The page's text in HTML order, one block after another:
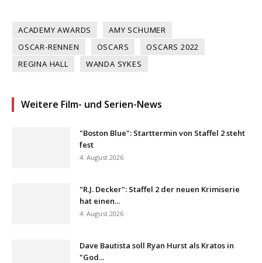
ACADEMY AWARDS
AMY SCHUMER
OSCAR-RENNEN
OSCARS
OSCARS 2022
REGINA HALL
WANDA SYKES
Weitere Film- und Serien-News
"Boston Blue": Starttermin von Staffel 2 steht
fest
4. August 2026
"R.J. Decker": Staffel 2 der neuen Krimiserie
hat einen...
4. August 2026
Dave Bautista soll Ryan Hurst als Kratos in
"God...